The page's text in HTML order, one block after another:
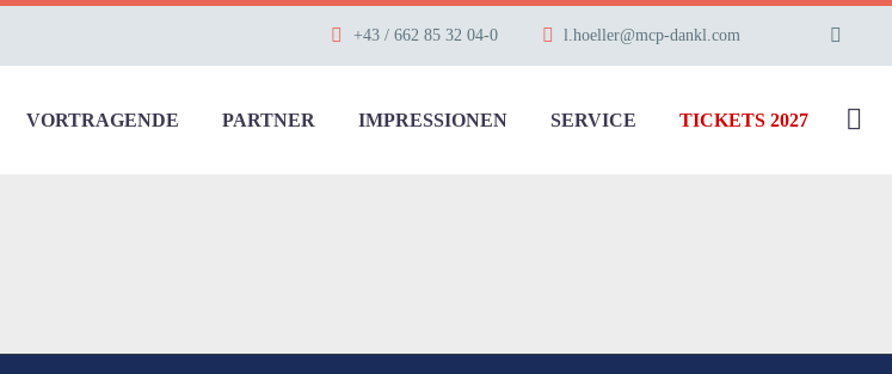
+43 / 662 85 32 04-0 l.hoeller@mcp-dankl.com
VORTRAGENDE PARTNER IMPRESSIONEN SERVICE TICKETS 2027